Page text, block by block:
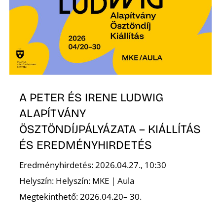
A PETER ÉS IRENE LUDWIG
ALAPÍTVÁNY
ÖSZTÖNDÍJPÁLYÁZATA – KIÁLLÍTÁS
ÉS EREDMÉNYHIRDETÉS
Eredményhirdetés: 2026.04.27., 10:30
Helyszín: Helyszín: MKE | Aula
Megtekinthető: 2026.04.20– 30.